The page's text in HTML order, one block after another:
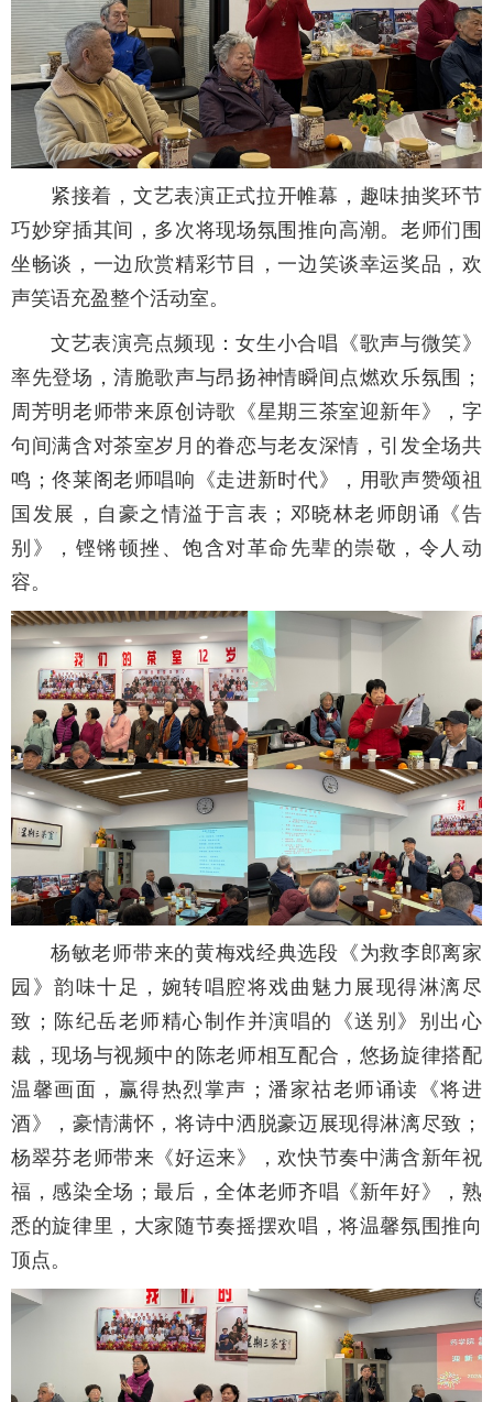
紧接着，文艺表演正式拉开帷幕，趣味抽奖环节
巧妙穿插其间，多次将现场氛围推向高潮。老师们围
坐畅谈，一边欣赏精彩节目，一边笑谈幸运奖品，欢
声笑语充盈整个活动室。
文艺表演亮点频现：女生小合唱《歌声与微笑》
率先登场，清脆歌声与昂扬神情瞬间点燃欢乐氛围；
周芳明老师带来原创诗歌《星期三茶室迎新年》，字
句间满含对茶室岁月的眷恋与老友深情，引发全场共
鸣；佟莱阁老师唱响《走进新时代》，用歌声赞颂祖
国发展，自豪之情溢于言表；邓晓林老师朗诵《告
别》，铿锵顿挫、饱含对革命先辈的崇敬，令人动
容。
杨敏老师带来的黄梅戏经典选段《为救李郎离家
园》韵味十足，婉转唱腔将戏曲魅力展现得淋漓尽
致；陈纪岳老师精心制作并演唱的《送别》别出心
裁，现场与视频中的陈老师相互配合，悠扬旋律搭配
温馨画面，赢得热烈掌声；潘家祜老师诵读《将进
酒》，豪情满怀，将诗中洒脱豪迈展现得淋漓尽致；
杨翠芬老师带来《好运来》，欢快节奏中满含新年祝
福，感染全场；最后，全体老师齐唱《新年好》，熟
悉的旋律里，大家随节奏摇摆欢唱，将温馨氛围推向
顶点。